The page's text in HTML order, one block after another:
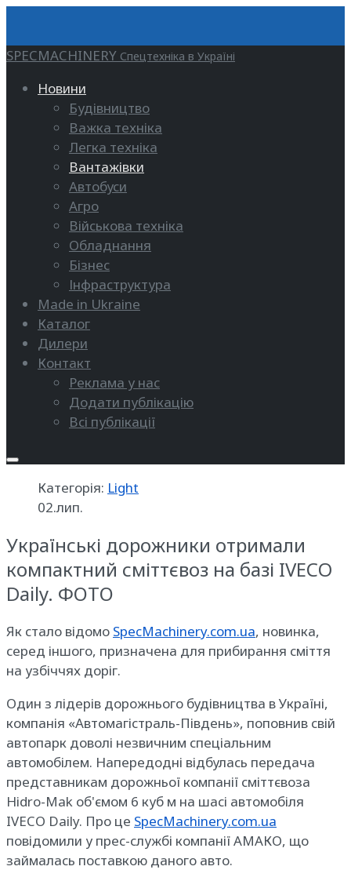
SPECMACHINERY Спецтехніка в Україні
Новини
Будівництво
Важка техніка
Легка техніка
Вантажівки
Автобуси
Агро
Військова техніка
Обладнання
Бізнес
Інфраструктура
Made in Ukraine
Каталог
Дилери
Контакт
Реклама у нас
Додати публікацію
Всі публікації
Категорія: Light
02.лип.
Українські дорожники отримали
компактний сміттєвоз на базі IVECO
Daily. ФОТО
Як стало відомо SpecMachinery.com.ua, новинка,
серед іншого, призначена для прибирання сміття
на узбіччях доріг.
Один з лідерів дорожнього будівництва в Україні,
компанія «Автомагістраль-Південь», поповнив свій
автопарк доволі незвичним спеціальним
автомобілем. Напередодні відбулась передача
представникам дорожньої компанії сміттєвоза
Hidro-Mak об'ємом 6 куб м на шасі автомобіля
IVECO Daily. Про це SpecMachinery.com.ua
повідомили у прес-службі компанії АМАКО, що
займалась поставкою даного авто.